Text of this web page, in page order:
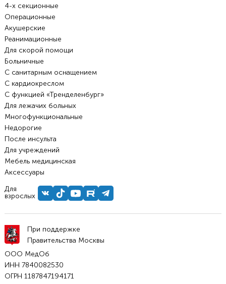
4-х секционные
Операционные
Акушерские
Реанимационные
Для скорой помощи
Больничные
С санитарным оснащением
С кардиокреслом
С функцией «Тренделенбург»
Для лежачих больных
Многофункциональные
Недорогие
После инсульта
Для учреждений
Мебель медицинская
Аксессуары
Для
взрослых
При поддержке
Правительства Москвы
ООО МедОб
ИНН 7840082530
ОГРН 1187847194171